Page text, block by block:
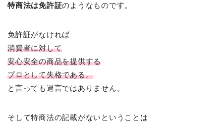
特商法は免許証のようなものです。
免許証がなければ
消費者に対して
安心安全の商品を提供する
プロとして失格である。
と言っても過言ではありません。
そして特商法の記載がないということは